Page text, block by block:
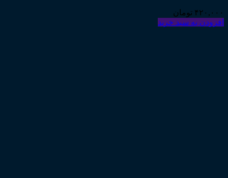
۴۲۰,۰۰۰ تومان
افزودن به سبد خرید